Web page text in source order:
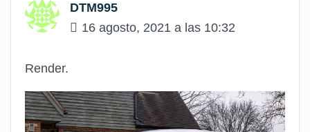
DTM995
16 agosto, 2021 a las 10:32
Render.